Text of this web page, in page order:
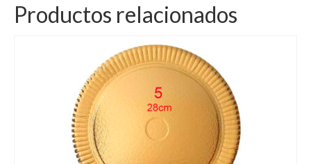
Productos relacionados